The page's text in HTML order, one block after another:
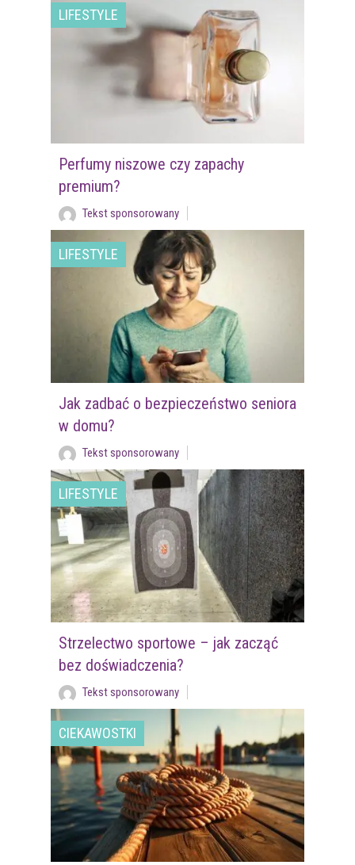
LIFESTYLE
Perfumy niszowe czy zapachy
premium?
Tekst sponsorowany
LIFESTYLE
Jak zadbać o bezpieczeństwo seniora
w domu?
Tekst sponsorowany
LIFESTYLE
Strzelectwo sportowe – jak zacząć
bez doświadczenia?
Tekst sponsorowany
CIEKAWOSTKI